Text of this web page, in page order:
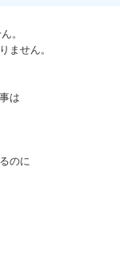
。
ません。
は
のに